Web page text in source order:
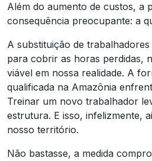
Além do aumento de custos, a
consequência preocupante: a
A substituição de
para cobrir as horas perdidas,
viável em nossa realidade. A
qualificada na Amazônia
Treinar um novo trabalhador
estrutura. E isso, infelizmente,
nosso território.
Não bastasse, a medida